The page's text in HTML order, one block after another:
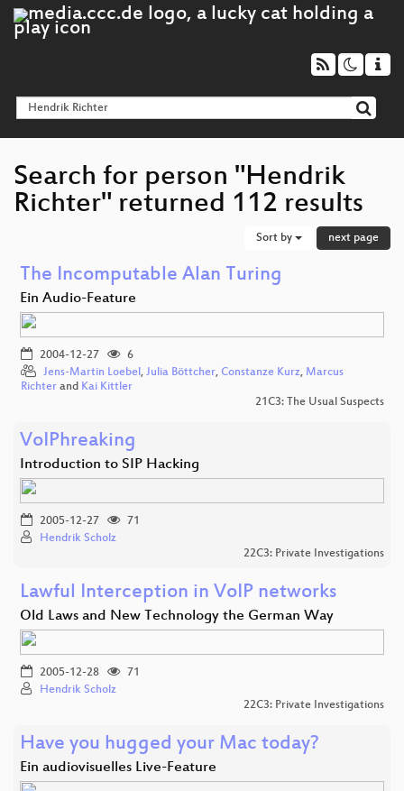
Search for person "Hendrik
Richter" returned 112 results
Sort by next page
The Incomputable Alan Turing
Ein Audio-Feature
2004-12-27
6
Jens-Martin Loebel, Julia Böttcher, Constanze Kurz, Marcus
Richter and Kai Kittler
21C3: The Usual Suspects
VoIPhreaking
Introduction to SIP Hacking
2005-12-27
71
Hendrik Scholz
22C3: Private Investigations
Lawful Interception in VoIP networks
Old Laws and New Technology the German Way
2005-12-28
71
Hendrik Scholz
22C3: Private Investigations
Have you hugged your Mac today?
Ein audiovisuelles Live-Feature